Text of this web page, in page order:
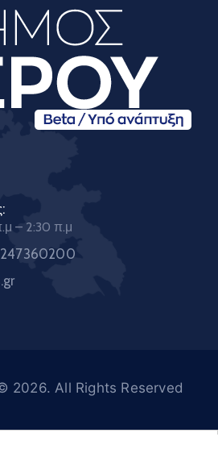
– 2:30 π.μ
2026. All Rights Reserved